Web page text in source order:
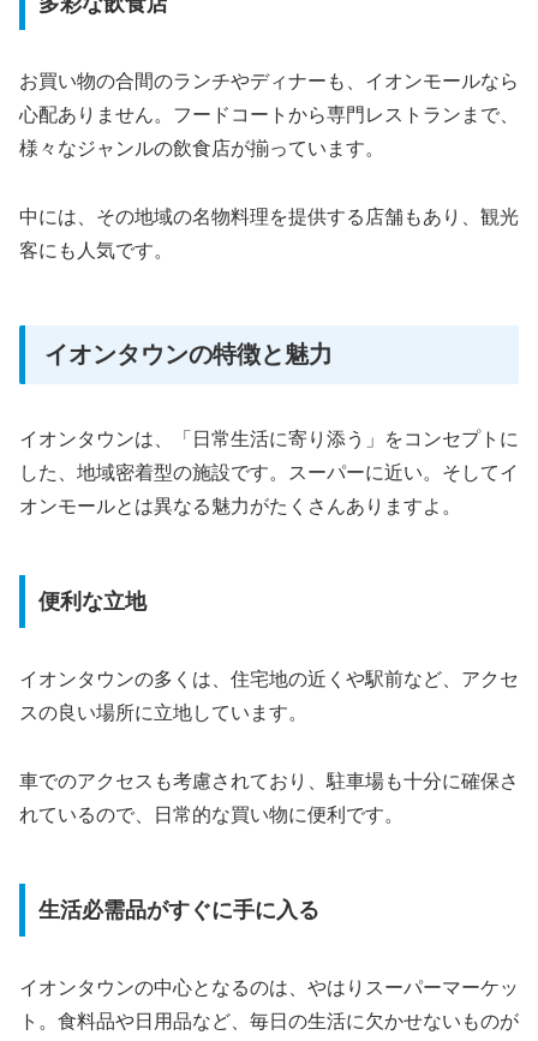
お買い物の合間のランチやディナーも、イオンモールなら
心配ありません。フードコートから専門レストランまで、
様々なジャンルの飲食店が揃っています。
中には、その地域の名物料理を提供する店舗もあり、観光
客にも人気です。
イオンタウンの特徴と魅力
イオンタウンは、「日常生活に寄り添う」をコンセプトに
した、地域密着型の施設です。スーパーに近い。そしてイ
オンモールとは異なる魅力がたくさんありますよ。
便利な立地
イオンタウンの多くは、住宅地の近くや駅前など、アクセ
スの良い場所に立地しています。
車でのアクセスも考慮されており、駐車場も十分に確保さ
れているので、日常的な買い物に便利です。
生活必需品がすぐに手に入る
イオンタウンの中心となるのは、やはりスーパーマーケッ
ト。食料品や日用品など、毎日の生活に欠かせないものが